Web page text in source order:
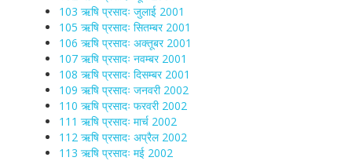
103 ऋषि प्रसादः जुलाई 2001
105 ऋषि प्रसादः सितम्बर 2001
106 ऋषि प्रसादः अक्तूबर 2001
107 ऋषि प्रसादः नवम्बर 2001
108 ऋषि प्रसादः दिसम्बर 2001
109 ऋषि प्रसादः जनवरी 2002
110 ऋषि प्रसादः फरवरी 2002
111 ऋषि प्रसादः मार्च 2002
112 ऋषि प्रसादः अप्रैल 2002
113 ऋषि प्रसादः मई 2002